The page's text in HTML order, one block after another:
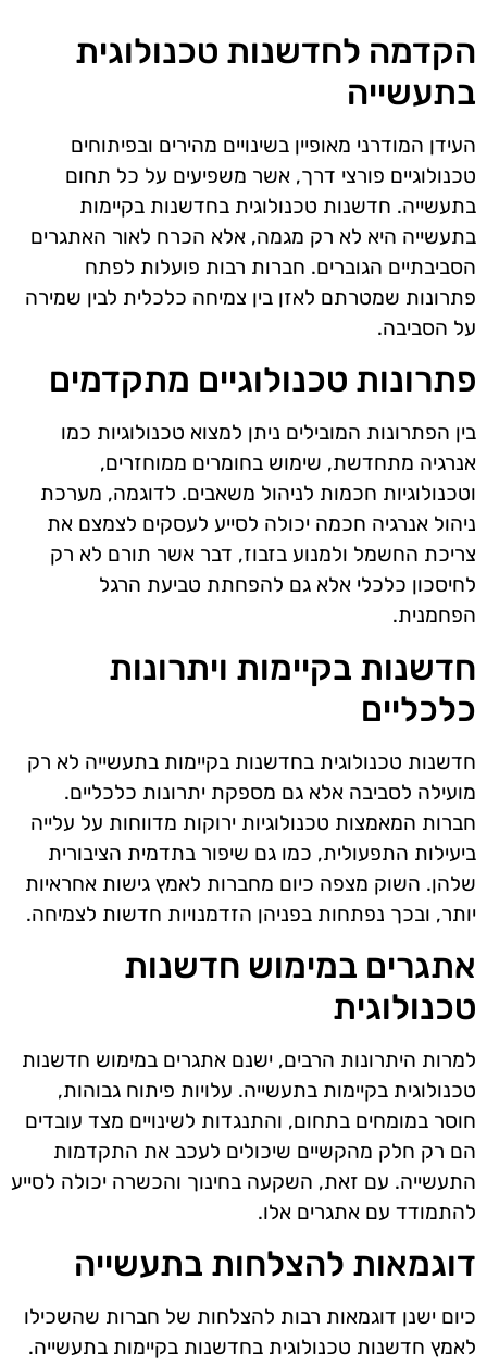
הקדמה לחדשנות טכנולוגית
בתעשייה
העידן המודרני מאופיין בשינויים מהירים ובפיתוחים
טכנולוגיים פורצי דרך, אשר משפיעים על כל תחום
בתעשייה. חדשנות טכנולוגית בחדשנות בקיימות
בתעשייה היא לא רק מגמה, אלא הכרח לאור האתגרים
הסביבתיים הגוברים. חברות רבות פועלות לפתח
פתרונות שמטרתם לאזן בין צמיחה כלכלית לבין שמירה
על הסביבה.
פתרונות טכנולוגיים מתקדמים
בין הפתרונות המובילים ניתן למצוא טכנולוגיות כמו
אנרגיה מתחדשת, שימוש בחומרים ממוחזרים,
וטכנולוגיות חכמות לניהול משאבים. לדוגמה, מערכת
ניהול אנרגיה חכמה יכולה לסייע לעסקים לצמצם את
צריכת החשמל ולמנוע בזבוז, דבר אשר תורם לא רק
לחיסכון כלכלי אלא גם להפחתת טביעת הרגל
הפחמנית.
חדשנות בקיימות ויתרונות
כלכליים
חדשנות טכנולוגית בחדשנות בקיימות בתעשייה לא רק
מועילה לסביבה אלא גם מספקת יתרונות כלכליים.
חברות המאמצות טכנולוגיות ירוקות מדווחות על עלייה
ביעילות התפעולית, כמו גם שיפור בתדמית הציבורית
שלהן. השוק מצפה כיום מחברות לאמץ גישות אחראיות
יותר, ובכך נפתחות בפניהן הזדמנויות חדשות לצמיחה.
אתגרים במימוש חדשנות
טכנולוגית
למרות היתרונות הרבים, ישנם אתגרים במימוש חדשנות
טכנולוגית בקיימות בתעשייה. עלויות פיתוח גבוהות,
חוסר במומחים בתחום, והתנגדות לשינויים מצד עובדים
הם רק חלק מהקשיים שיכולים לעכב את התקדמות
התעשייה. עם זאת, השקעה בחינוך והכשרה יכולה לסייע
להתמודד עם אתגרים אלו.
דוגמאות להצלחות בתעשייה
כיום ישנן דוגמאות רבות להצלחות של חברות שהשכילו
לאמץ חדשנות טכנולוגית בחדשנות בקיימות בתעשייה.